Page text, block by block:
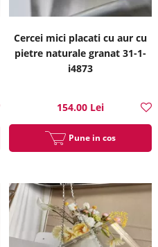
Cercei mici placati cu aur cu
pietre naturale granat 31-1-
i4873
154.00 Lei
Pune in cos